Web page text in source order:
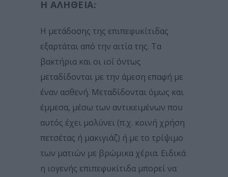
Η ΑΛΉΘΕΙΑ:
Η μετάδοσης της επιπεφυκίτιδας
εξαρτάται από την αιτία της. Τα
βακτήρια και οι ιοί όντως
μεταδίδονται με την άμεση επαφή με
έναν ασθενή. Μεταδίδονται όμως και
έμμεσα, μέσω των αντικειμένων που
αυτός έχει μολύνει (π.χ. κοινή χρήση
πετσέτας ή μακιγιάζ) ή με το τρίψιμο
των ματιών με βρώμικα χέρια. Ειδικά
η ιογενής επιπεφυκίτιδα μπορεί να